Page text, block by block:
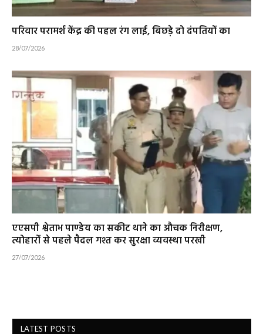
परिवार परामर्श केंद्र की पहल रंग लाई, बिछड़े दो दंपतियों का
28/07/2026
एएसपी श्वेताभ पाण्डेय का सकीट थाने का औचक निरीक्षण,
त्योहारों से पहले पैदल गश्त कर सुरक्षा व्यवस्था परखी
27/07/2026
LATEST POSTS